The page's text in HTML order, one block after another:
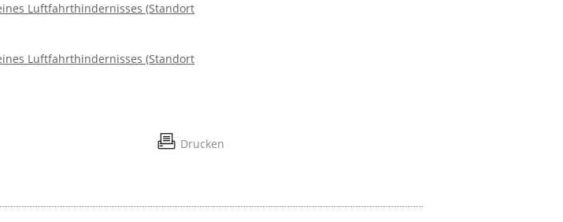
Luftfahrthindernisses (Standort
Luftfahrthindernisses (Standort
Drucken